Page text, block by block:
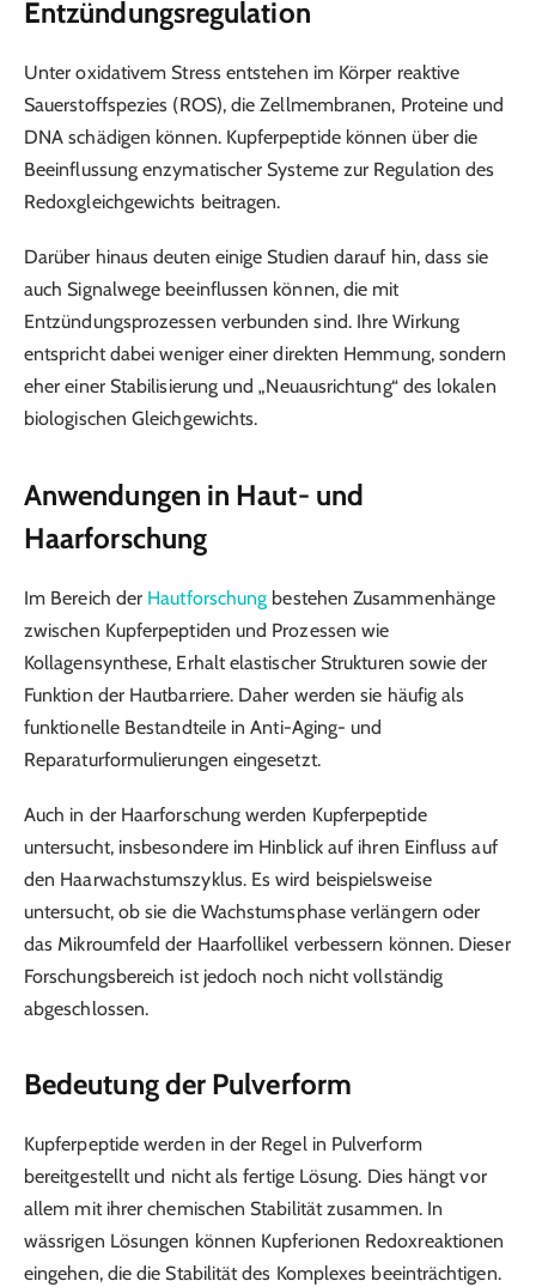
Entzündungsregulation
Unter oxidativem Stress entstehen im Körper reaktive
Sauerstoffspezies (ROS), die Zellmembranen, Proteine und
DNA schädigen können. Kupferpeptide können über die
Beeinflussung enzymatischer Systeme zur Regulation des
Redoxgleichgewichts beitragen.
Darüber hinaus deuten einige Studien darauf hin, dass sie
auch Signalwege beeinflussen können, die mit
Entzündungsprozessen verbunden sind. Ihre Wirkung
entspricht dabei weniger einer direkten Hemmung, sondern
eher einer Stabilisierung und „Neuausrichtung“ des lokalen
biologischen Gleichgewichts.
Anwendungen in Haut- und
Haarforschung
Im Bereich der Hautforschung bestehen Zusammenhänge
zwischen Kupferpeptiden und Prozessen wie
Kollagensynthese, Erhalt elastischer Strukturen sowie der
Funktion der Hautbarriere. Daher werden sie häufig als
funktionelle Bestandteile in Anti-Aging- und
Reparaturformulierungen eingesetzt.
Auch in der Haarforschung werden Kupferpeptide
untersucht, insbesondere im Hinblick auf ihren Einfluss auf
den Haarwachstumszyklus. Es wird beispielsweise
untersucht, ob sie die Wachstumsphase verlängern oder
das Mikroumfeld der Haarfollikel verbessern können. Dieser
Forschungsbereich ist jedoch noch nicht vollständig
abgeschlossen.
Bedeutung der Pulverform
Kupferpeptide werden in der Regel in Pulverform
bereitgestellt und nicht als fertige Lösung. Dies hängt vor
allem mit ihrer chemischen Stabilität zusammen. In
wässrigen Lösungen können Kupferionen Redoxreaktionen
eingehen, die die Stabilität des Komplexes beeinträchtigen.